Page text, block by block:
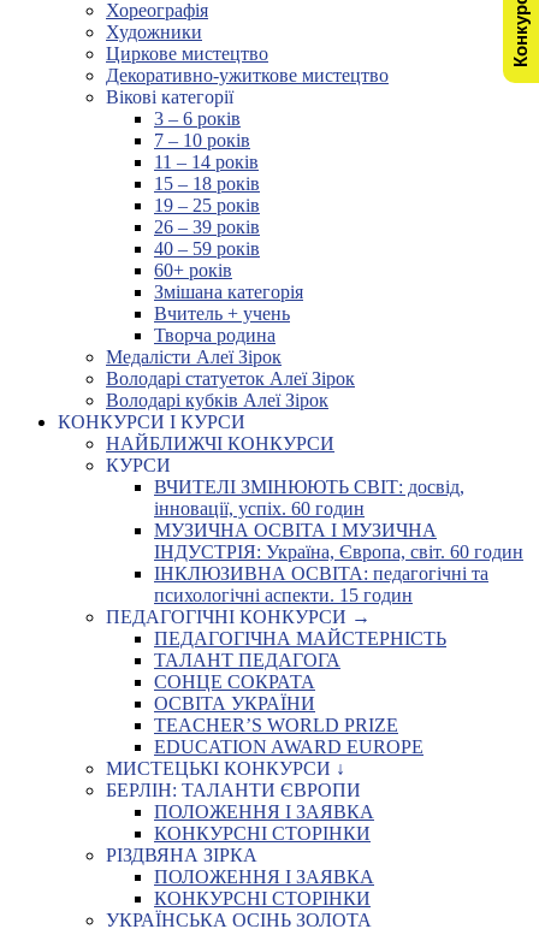
Хореографія
Художники
Циркове мистецтво
Декоративно-ужиткове мистецтво
Вікові категорії
3 – 6 років
7 – 10 років
11 – 14 років
15 – 18 років
19 – 25 років
26 – 39 років
40 – 59 років
60+ років
Змішана категорія
Вчитель + учень
Творча родина
Медалісти Алеї Зірок
Володарі статуеток Алеї Зірок
Володарі кубків Алеї Зірок
КОНКУРСИ І КУРСИ
НАЙБЛИЖЧІ КОНКУРСИ
КУРСИ
ВЧИТЕЛІ ЗМІНЮЮТЬ СВІТ: досвід,
інновації, успіх. 60 годин
МУЗИЧНА ОСВІТА І МУЗИЧНА
ІНДУСТРІЯ: Україна, Європа, світ. 60 годин
ІНКЛЮЗИВНА ОСВІТА: педагогічні та
психологічні аспекти. 15 годин
ПЕДАГОГІЧНІ КОНКУРСИ →
ПЕДАГОГІЧНА МАЙСТЕРНІСТЬ
ТАЛАНТ ПЕДАГОГА
СОНЦЕ СОКРАТА
ОСВІТА УКРАЇНИ
TEACHER’S WORLD PRIZE
EDUCATION AWARD EUROPE
МИСТЕЦЬКІ КОНКУРСИ ↓
БЕРЛІН: ТАЛАНТИ ЄВРОПИ
ПОЛОЖЕННЯ І ЗАЯВКА
КОНКУРСНІ СТОРІНКИ
РІЗДВЯНА ЗІРКА
ПОЛОЖЕННЯ І ЗАЯВКА
КОНКУРСНІ СТОРІНКИ
УКРАЇНСЬКА ОСІНЬ ЗОЛОТА